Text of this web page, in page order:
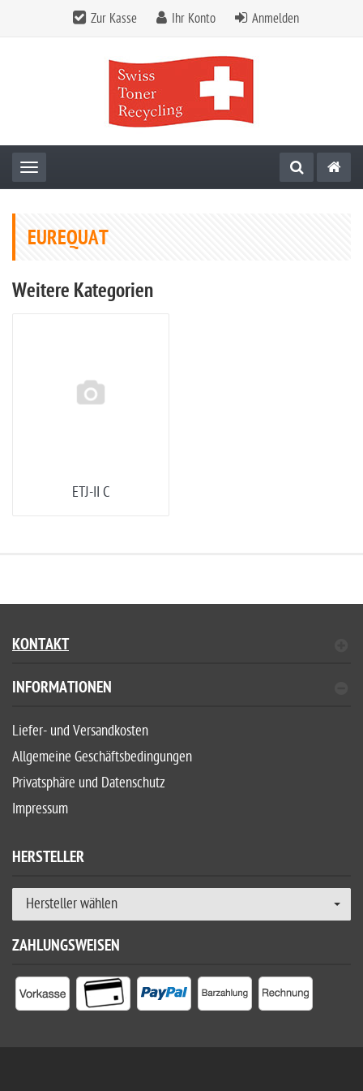
Zur Kasse Ihr Konto Anmelden
Toggle navigation
EUREQUAT
Weitere Kategorien
ETJ-II C
KONTAKT
INFORMATIONEN
Liefer- und Versandkosten
Allgemeine Geschäftsbedingungen
Privatsphäre und Datenschutz
Impressum
HERSTELLER
Hersteller wählen
ZAHLUNGSWEISEN